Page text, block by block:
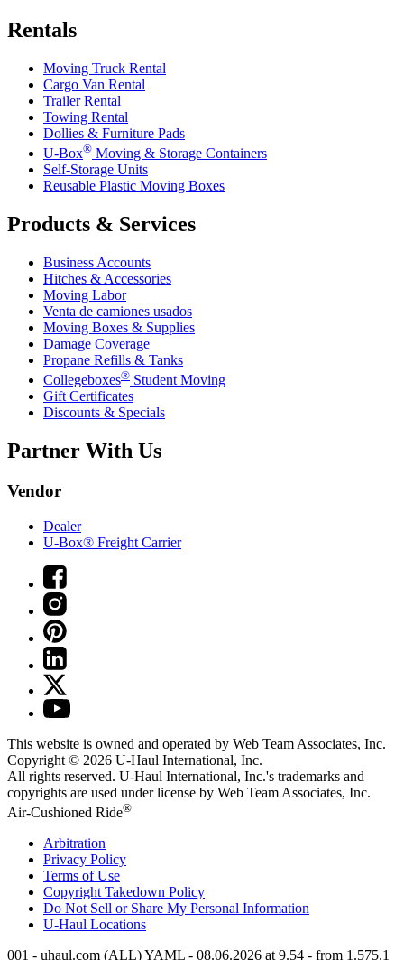
Rentals
Moving Truck Rental
Cargo Van Rental
Trailer Rental
Towing Rental
Dollies & Furniture Pads
U-Box® Moving & Storage Containers
Self-Storage Units
Reusable Plastic Moving Boxes
Products & Services
Business Accounts
Hitches & Accessories
Moving Labor
Venta de camiones usados
Moving Boxes & Supplies
Damage Coverage
Propane Refills & Tanks
Collegeboxes® Student Moving
Gift Certificates
Discounts & Specials
Partner With Us
Vendor
Dealer
U-Box® Freight Carrier
This website is owned and operated by Web Team Associates, Inc.
Copyright © 2026 U-Haul International, Inc.
All rights reserved. U-Haul International, Inc.'s trademarks and
copyrights are used under license by Web Team Associates, Inc.
Air-Cushioned Ride®
Arbitration
Privacy Policy
Terms of Use
Copyright Takedown Policy
Do Not Sell or Share My Personal Information
U-Haul Locations
001 - uhaul.com (ALL) YAML - 08.06.2026 at 9.54 - from 1.575.1